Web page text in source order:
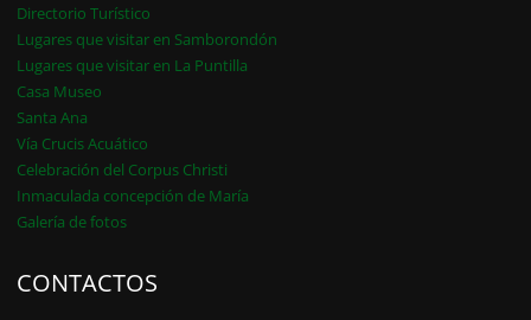
Directorio Turístico
Lugares que visitar en Samborondón
Lugares que visitar en La Puntilla
Casa Museo
Santa Ana
Vía Crucis Acuático
Celebración del Corpus Christi
Inmaculada concepción de María
Galería de fotos
CONTACTOS